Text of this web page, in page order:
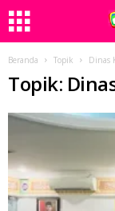
Beranda Topik Dinas
Topik: